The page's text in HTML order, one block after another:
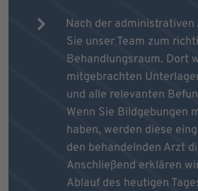
Nach der
Sie unser Team zum
Behandlungsraum. Dort
mitgebrachten
und alle relevanten
Wenn Sie Bildgebungen
haben, werden diese
den behandelnden Arzt
Anschließend erklären
Ablauf des heutigen